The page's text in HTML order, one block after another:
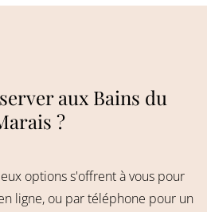
aux Bains du
?
options s'offrent à vous pour
ligne, ou par téléphone pour un